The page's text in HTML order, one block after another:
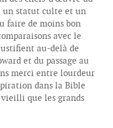
un statut culte et un
faire de moins bon
avec le
au-delà de
et du passage au
merci entre lourdeur
dans la Bible
vieilli que les grands